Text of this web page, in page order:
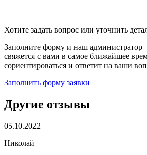
Хотите задать вопрос или уточнить
Заполните форму и наш администратор
свяжется с вами в самое ближайшее
сориентироваться и ответит на ваши
Заполнить форму заявки
Другие отзывы
05.10.2022
Николай